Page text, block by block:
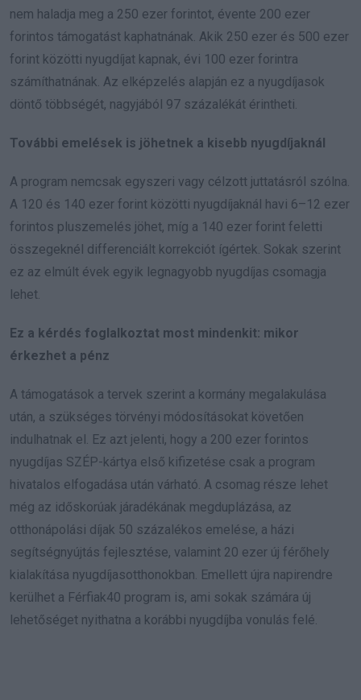
nem haladja meg a 250 ezer forintot, évente 200 ezer
forintos támogatást kaphatnának. Akik 250 ezer és 500 ezer
forint közötti nyugdíjat kapnak, évi 100 ezer forintra
számíthatnának. Az elképzelés alapján ez a nyugdíjasok
döntő többségét, nagyjából 97 százalékát érintheti.
További emelések is jöhetnek a kisebb nyugdíjaknál
A program nemcsak egyszeri vagy célzott juttatásról szólna.
A 120 és 140 ezer forint közötti nyugdíjaknál havi 6–12 ezer
forintos pluszemelés jöhet, míg a 140 ezer forint feletti
összegeknél differenciált korrekciót ígértek. Sokak szerint
ez az elmúlt évek egyik legnagyobb nyugdíjas csomagja
lehet.
Ez a kérdés foglalkoztat most mindenkit: mikor
érkezhet a pénz
A támogatások a tervek szerint a kormány megalakulása
után, a szükséges törvényi módosításokat követően
indulhatnak el. Ez azt jelenti, hogy a 200 ezer forintos
nyugdíjas SZÉP-kártya első kifizetése csak a program
hivatalos elfogadása után várható. A csomag része lehet
még az időskorúak járadékának megduplázása, az
otthonápolási díjak 50 százalékos emelése, a házi
segítségnyújtás fejlesztése, valamint 20 ezer új férőhely
kialakítása nyugdíjasotthonokban. Emellett újra napirendre
kerülhet a Férfiak40 program is, ami sokak számára új
lehetőséget nyithatna a korábbi nyugdíjba vonulás felé.